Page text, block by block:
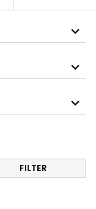
FILTER